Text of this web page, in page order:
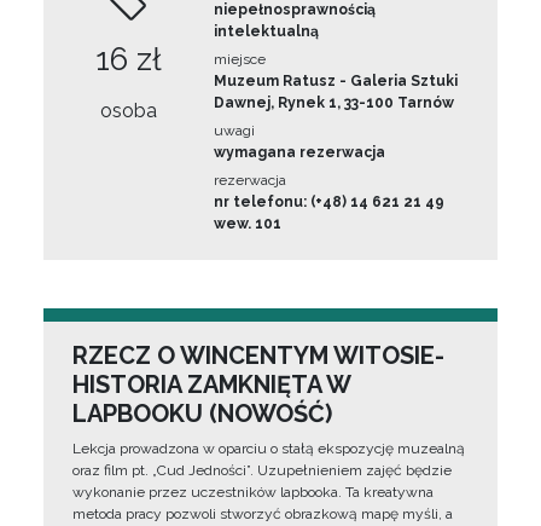
16 zł
osoba
niepełnosprawnością
intelektualną
miejsce
Muzeum Ratusz - Galeria Sztuki
Dawnej, Rynek 1, 33-100 Tarnów
uwagi
wymagana rezerwacja
rezerwacja
nr telefonu: (+48) 14 621 21 49
wew. 101
RZECZ O WINCENTYM WITOSIE-
HISTORIA ZAMKNIĘTA W
LAPBOOKU (NOWOŚĆ)
Lekcja prowadzona w oparciu o stałą ekspozycję muzealną
oraz film pt. „Cud Jedności”. Uzupełnieniem zajęć będzie
wykonanie przez uczestników lapbooka. Ta kreatywna
metoda pracy pozwoli stworzyć obrazkową mapę myśli, a